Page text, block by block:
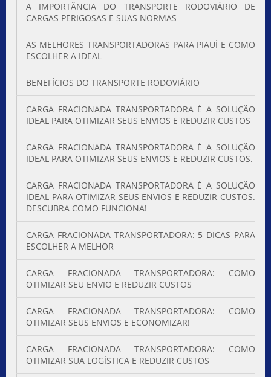
A IMPORTÂNCIA DO TRANSPORTE RODOVIÁRIO DE
CARGAS PERIGOSAS E SUAS NORMAS
AS MELHORES TRANSPORTADORAS PARA PIAUÍ E COMO
ESCOLHER A IDEAL
BENEFÍCIOS DO TRANSPORTE RODOVIÁRIO
CARGA FRACIONADA TRANSPORTADORA É A SOLUÇÃO
IDEAL PARA OTIMIZAR SEUS ENVIOS E REDUZIR CUSTOS
CARGA FRACIONADA TRANSPORTADORA É A SOLUÇÃO
IDEAL PARA OTIMIZAR SEUS ENVIOS E REDUZIR CUSTOS.
CARGA FRACIONADA TRANSPORTADORA É A SOLUÇÃO
IDEAL PARA OTIMIZAR SEUS ENVIOS E REDUZIR CUSTOS.
DESCUBRA COMO FUNCIONA!
CARGA FRACIONADA TRANSPORTADORA: 5 DICAS PARA
ESCOLHER A MELHOR
CARGA FRACIONADA TRANSPORTADORA: COMO
OTIMIZAR SEU ENVIO E REDUZIR CUSTOS
CARGA FRACIONADA TRANSPORTADORA: COMO
OTIMIZAR SEUS ENVIOS E ECONOMIZAR!
CARGA FRACIONADA TRANSPORTADORA: COMO
OTIMIZAR SUA LOGÍSTICA E REDUZIR CUSTOS